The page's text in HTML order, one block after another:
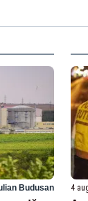
Budusan 4